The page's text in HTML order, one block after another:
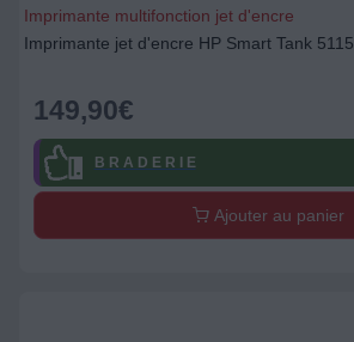
Imprimante multifonction jet d'encre
Imprimante jet d'encre HP Smart Tank 5115
149,90€
B R A D E R I E
Ajouter au panier